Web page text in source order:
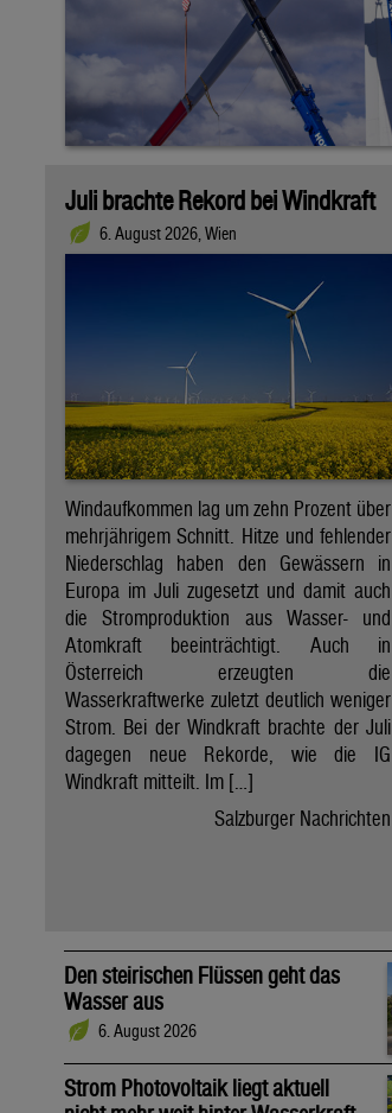
Juli brachte Rekord bei Windkraft
6. August 2026, Wien
Windaufkommen lag um zehn Prozent über
mehrjährigem Schnitt. Hitze und fehlender
Niederschlag haben den Gewässern in
Europa im Juli zugesetzt und damit auch
die Stromproduktion aus Wasser- und
Atomkraft beeinträchtigt. Auch in
Österreich erzeugten die
Wasserkraftwerke zuletzt deutlich weniger
Strom. Bei der Windkraft brachte der Juli
dagegen neue Rekorde, wie die IG
Windkraft mitteilt. Im […]
Salzburger Nachrichten
Den steirischen Flüssen geht das
Wasser aus
6. August 2026
Strom Photovoltaik liegt aktuell